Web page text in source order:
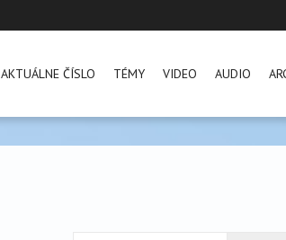
AKTUÁLNE ČÍSLO TÉMY VIDEO AUDIO